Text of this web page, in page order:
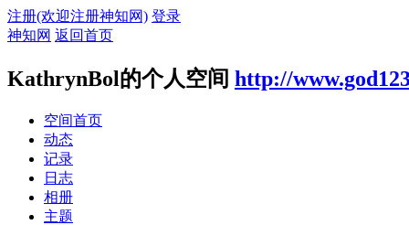
注册(欢迎注册神知网) 登录
神知网 返回首页
KathrynBol的个人空间 http://
空间首页
动态
记录
日志
相册
主题